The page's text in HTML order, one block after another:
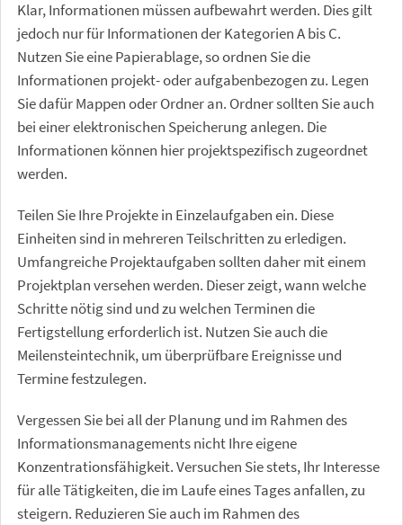
Klar, Informationen müssen aufbewahrt werden. Dies gilt
jedoch nur für Informationen der Kategorien A bis C.
Nutzen Sie eine Papierablage, so ordnen Sie die
Informationen projekt- oder aufgabenbezogen zu. Legen
Sie dafür Mappen oder Ordner an. Ordner sollten Sie auch
bei einer elektronischen Speicherung anlegen. Die
Informationen können hier projektspezifisch zugeordnet
werden.
Teilen Sie Ihre Projekte in Einzelaufgaben ein. Diese
Einheiten sind in mehreren Teilschritten zu erledigen.
Umfangreiche Projektaufgaben sollten daher mit einem
Projektplan versehen werden. Dieser zeigt, wann welche
Schritte nötig sind und zu welchen Terminen die
Fertigstellung erforderlich ist. Nutzen Sie auch die
Meilensteintechnik, um überprüfbare Ereignisse und
Termine festzulegen.
Vergessen Sie bei all der Planung und im Rahmen des
Informationsmanagements nicht Ihre eigene
Konzentrationsfähigkeit. Versuchen Sie stets, Ihr Interesse
für alle Tätigkeiten, die im Laufe eines Tages anfallen, zu
steigern. Reduzieren Sie auch im Rahmen des